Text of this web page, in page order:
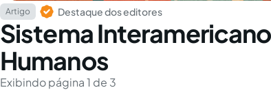
Artigo Destaque dos editores
Sistema
Humanos
Exibindo página 1 de 3